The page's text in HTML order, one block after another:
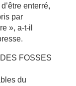
enterré,
par
», a-t-il
FOSSES
du